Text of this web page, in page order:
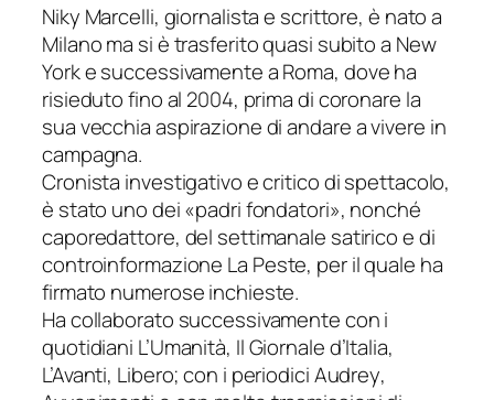
Niky Marcelli, giornalista e scrittore, è nato a
Milano ma si è trasferito quasi subito a New
York e successivamente a Roma, dove ha
risieduto fino al 2004, prima di coronare la
sua vecchia aspirazione di andare a vivere in
campagna.
Cronista investigativo e critico di spettacolo,
è stato uno dei «padri fondatori», nonché
caporedattore, del settimanale satirico e di
controinformazione La Peste, per il quale ha
firmato numerose inchieste.
Ha collaborato successivamente con i
quotidiani L’Umanità, Il Giornale d’Italia,
L’Avanti, Libero; con i periodiciAudrey,